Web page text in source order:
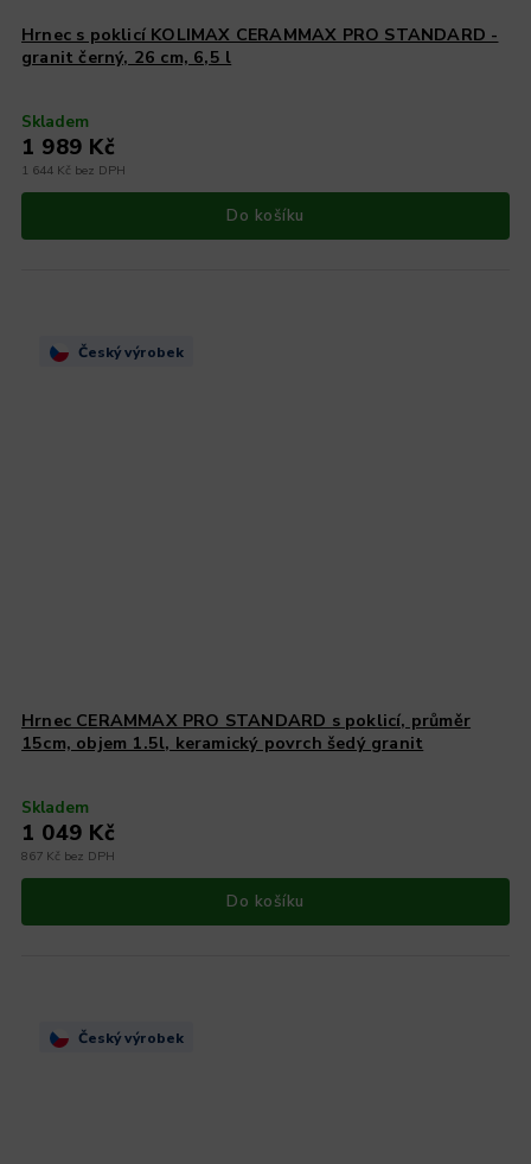
Hrnec s poklicí KOLIMAX CERAMMAX PRO STANDARD -
granit černý, 26 cm, 6,5 l
Skladem
1 644 Kč bez DPH
1 989 Kč
Do košíku
Český výrobek
Hrnec CERAMMAX PRO STANDARD s poklicí, průměr
15cm, objem 1.5l, keramický povrch šedý granit
Skladem
867 Kč bez DPH
1 049 Kč
Do košíku
Český výrobek